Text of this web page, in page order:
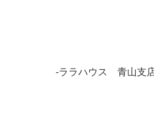
-ララハウス 青山支